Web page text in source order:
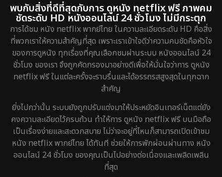
พบกับสิ่งที่ดีที่สุดกับการ ดูหนัง netflix ฟรี ภาพคม
ชัดระดับ HD หนังออนไลน์ 24 ชั่วโมง ไม่มีกระตุก
การได้ชม หนัง netflix พากย์ไทย ในความละเอียดระดับ HD คือสิ่ง
ที่พวกเราให้ความสำคัญที่สุด เพราะเราเข้าใจดีว่าความคมชัดคือหัวใจ
ของการดูหนัง ทุกเรื่องที่คุณเลือกชมผ่านระบบ หนังออนไลน์ 24
ชั่วโมง ของเรา จึงถูกคัดกรองมาอย่างดีเพื่อให้มั่นใจว่าการ ดูหนัง
netflix ฟรี ในแต่ละครั้งจะราบรื่นและได้อรรถรสสูงสุดในทุกฉาก
สำคัญ
ยิ่งไปกว่านั้น ระบบยังถูกปรับแต่งมาให้ประหยัดอินเทอร์เน็ตแต่ยัง
คงความละเอียดไว้ครบถ้วน ทำให้การ ดูหนัง netflix ฟรี บนมือถือ
เป็นเรื่องง่ายและสะดวกสบาย ไม่ว่าจะอยู่ที่ไหนก็สามารถเปิดเข้าชม
หนัง netflix พากย์ไทย ได้ทันที ช่วยให้การพักผ่อนผ่านทาง หนัง
ออนไลน์ 24 ชั่วโมง ของคุณเป็นไปอย่างต่อเนื่องและเพลิดเพลิน
ที่สุด